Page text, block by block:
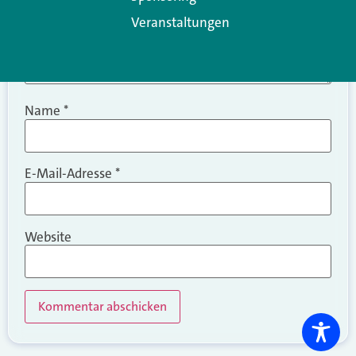
Name *
E-Mail-Adresse *
Website
Alternative:
Veranstaltungen